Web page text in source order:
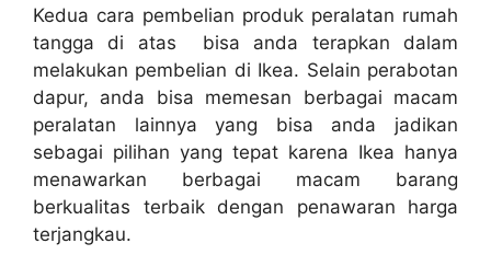
Kedua cara pembelian produk peralatan rumah
tangga di atas bisa anda terapkan dalam
melakukan pembelian di Ikea. Selain perabotan
dapur, anda bisa memesan berbagai macam
peralatan lainnya yang bisa anda jadikan
sebagai pilihan yang tepat karena Ikea hanya
menawarkan berbagai macam barang
berkualitas terbaik dengan penawaran harga
terjangkau.